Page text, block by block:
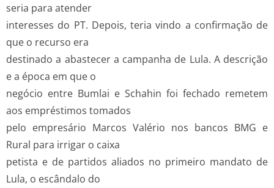
seria para atender
interesses do PT. Depois, teria vindo a confirmação de
que o recurso era
destinado a abastecer a campanha de Lula. A descrição
e a época em que o
negócio entre Bumlai e Schahin foi fechado remetem
aos empréstimos tomados
pelo empresário Marcos Valério nos bancos BMG e
Rural para irrigar o caixa
petista e de partidos aliados no primeiro mandato de
Lula, o escândalo do